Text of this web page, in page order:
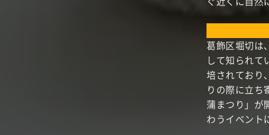
葛飾区堀切は
して知られて
培されており
りの際に立ち
蒲まつり」が
わうイベント